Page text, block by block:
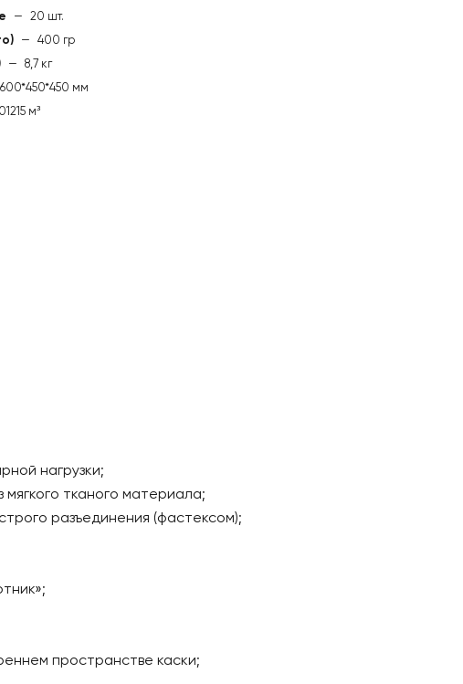
— 20 шт.
— 400 гр
— 8,7 кг
600*450*450 мм
м³
нагрузки;
тканого материала;
разъединения (фастексом);
пространстве каски;